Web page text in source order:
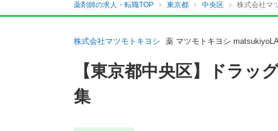
薬剤師の求人・転職TOP 東京都 中央区 株式会社マ
株式会社マツモトキヨシ 薬 マツモトキヨシ
【東京都中央区】ドラッ
集